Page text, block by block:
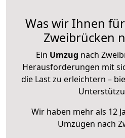
Was wir Ihnen
Zweibrücken
Ein Umzug nach
Herausforderungen mit
die Last zu erleichtern –
Wir haben mehr als 12
Umzügen nach